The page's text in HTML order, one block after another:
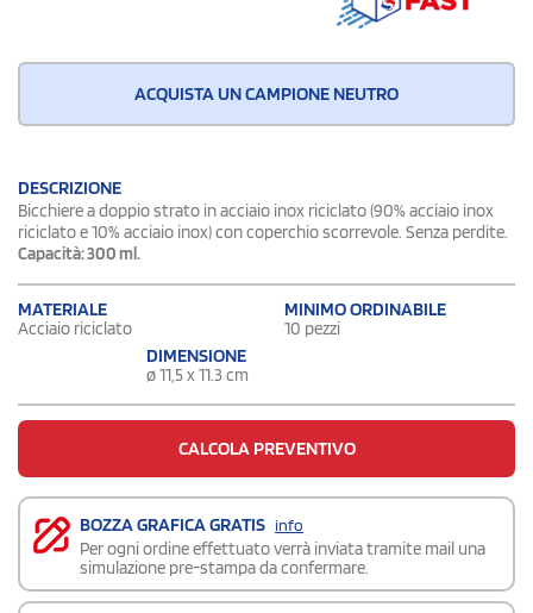
ACQUISTA UN CAMPIONE NEUTRO
DESCRIZIONE
Bicchiere a doppio strato in acciaio inox riciclato (90% acciaio inox
riciclato e 10% acciaio inox) con coperchio scorrevole. Senza perdite.
Capacità: 300 ml.
MATERIALE
Acciaio riciclato
MINIMO ORDINABILE
10 pezzi
DIMENSIONE
ø 11,5 x 11.3 cm
CALCOLA PREVENTIVO
BOZZA GRAFICA GRATIS info
Per ogni ordine effettuato verrà inviata tramite mail una
simulazione pre-stampa da confermare.